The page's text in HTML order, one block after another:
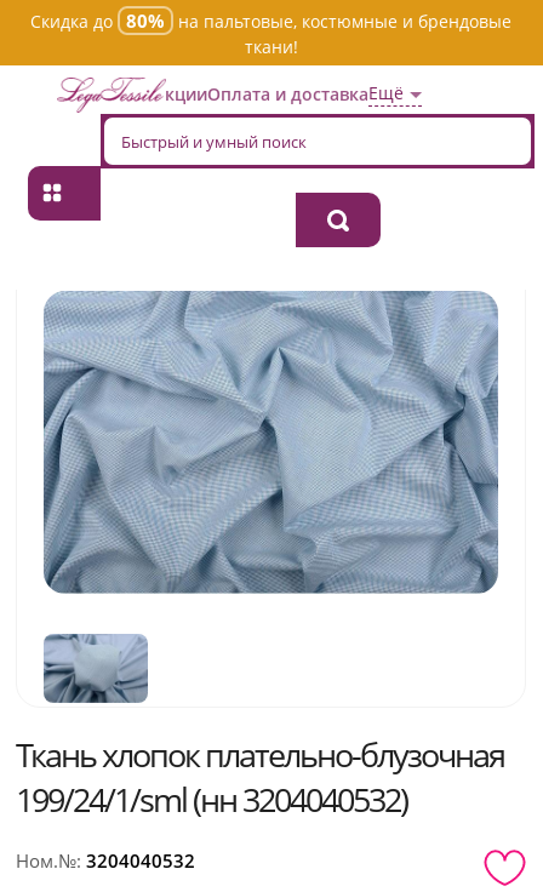
Скидка до 80%
на пальтовые, костюмные и брендовые
ткани!
АкцииОплата и доставкаЕщё
Главная
Ткань хлопок плательно-
Ткань хлопок плательно-блузочная
199/24/1/sml (нн 3204040532)
Ном.№:3204040532